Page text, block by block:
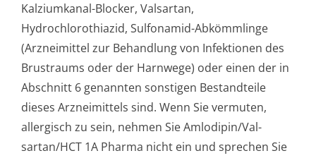
Kalziumkanal-Blocker, Valsartan,
Hydrochlorothiazid, Sulfonamid-Abkömmlinge
(Arzneimittel zur Behandlung von Infektionen des
Brustraums oder der Harnwege) oder einen der in
Abschnitt 6 genannten sonstigen Bestandteile
dieses Arzneimittels sind. Wenn Sie vermuten,
allergisch zu sein, nehmen Sie Amlodipin/Val­
sartan/HCT 1A Pharma nicht ein und sprechen Sie